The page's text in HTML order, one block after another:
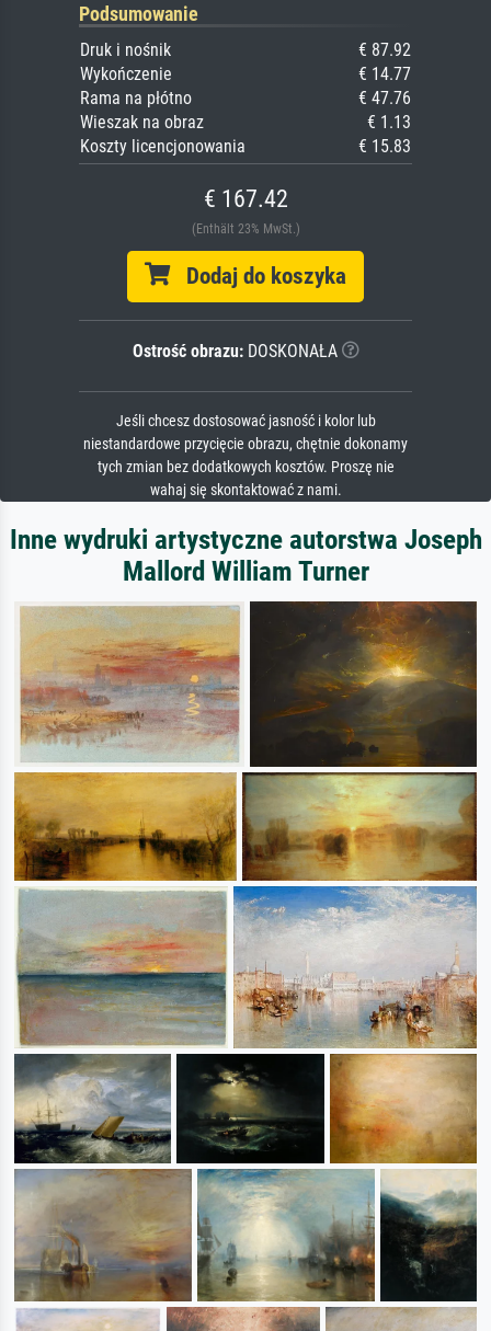
Podsumowanie
Druk i nośnik
€ 87.92
Wykończenie
€ 14.77
Rama na płótno
€ 47.76
Wieszak na obraz
€ 1.13
Koszty licencjonowania
€ 15.83
€ 167.42
(Enthält 23% MwSt.)
Dodaj do koszyka
Ostrość obrazu:DOSKONAŁA
Jeśli chcesz dostosować jasność i kolor lub
niestandardowe przycięcie obrazu, chętnie dokonamy
tych zmian bez dodatkowych kosztów. Proszę nie
wahaj się skontaktować z nami.
Inne wydruki artystyczne autorstwa Joseph
Mallord William Turner